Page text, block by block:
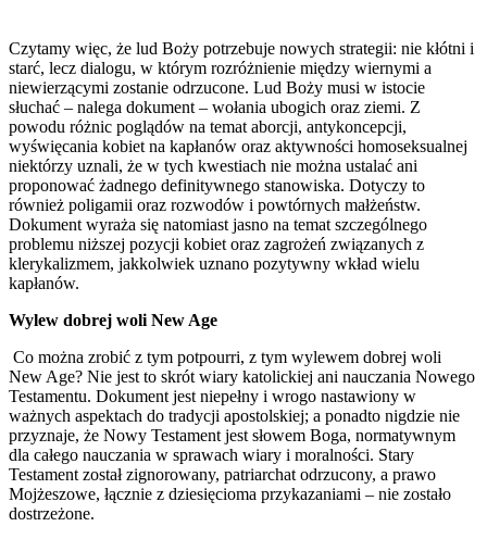
Czytamy więc, że lud Boży potrzebuje nowych strategii: nie kłótni i
starć, lecz dialogu, w którym rozróżnienie między wiernymi a
niewierzącymi zostanie odrzucone. Lud Boży musi w istocie
słuchać – nalega dokument – wołania ubogich oraz ziemi. Z
powodu różnic poglądów na temat aborcji, antykoncepcji,
wyświęcania kobiet na kapłanów oraz aktywności homoseksualnej
niektórzy uznali, że w tych kwestiach nie można ustalać ani
proponować żadnego definitywnego stanowiska. Dotyczy to
również poligamii oraz rozwodów i powtórnych małżeństw.
Dokument wyraża się natomiast jasno na temat szczególnego
problemu niższej pozycji kobiet oraz zagrożeń związanych z
klerykalizmem, jakkolwiek uznano pozytywny wkład wielu
kapłanów.
Wylew dobrej woli New Age
Co można zrobić z tym potpourri, z tym wylewem dobrej woli
New Age? Nie jest to skrót wiary katolickiej ani nauczania Nowego
Testamentu. Dokument jest niepełny i wrogo nastawiony w
ważnych aspektach do tradycji apostolskiej; a ponadto nigdzie nie
przyznaje, że Nowy Testament jest słowem Boga, normatywnym
dla całego nauczania w sprawach wiary i moralności. Stary
Testament został zignorowany, patriarchat odrzucony, a prawo
Mojżeszowe, łącznie z dziesięcioma przykazaniami – nie zostało
dostrzeżone.